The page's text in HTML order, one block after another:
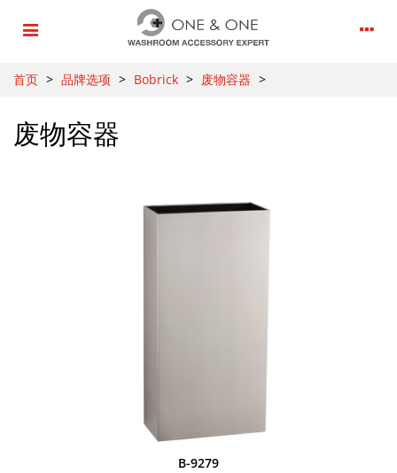
首页 > 品牌选项 > Bobrick > 废物容器 >
废物容器
B-9279